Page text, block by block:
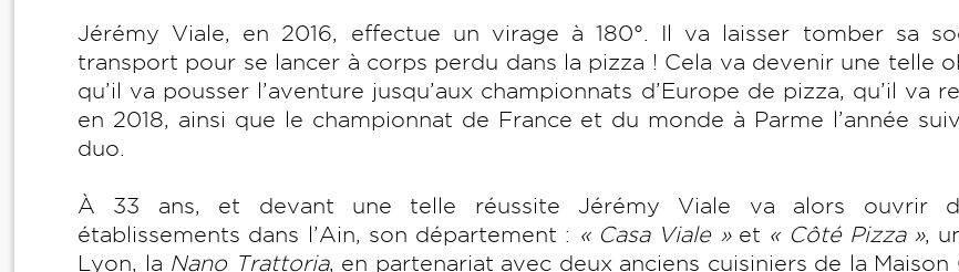
Jérémy Viale, en 2016, effectue un virage à 180°. Il va laisser tomber sa
transport pour se lancer à corps perdu dans la pizza ! Cela va devenir une telle
qu’il va pousser l’aventure jusqu’aux championnats d’Europe de pizza, qu’il va
en 2018, ainsi que le championnat de France et du monde à Parme l’année
duo.
À 33 ans, et devant une telle réussite Jérémy Viale va alors ouvrir
établissements dans l’Ain, son département : « Casa Viale »et « Côté Pizza »,
Lyon, la Nano Trattoria, en partenariat avec deux anciens cuisiniers de la Maison